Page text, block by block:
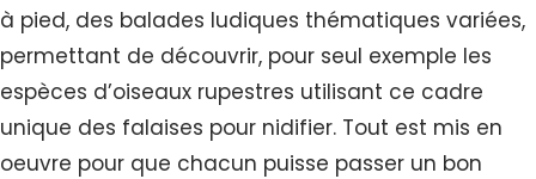
à pied, des balades ludiques thématiques variées,
permettant de découvrir, pour seul exemple les
espèces d’oiseaux rupestres utilisant ce cadre
unique des falaises pour nidifier. Tout est mis en
oeuvre pour que chacun puisse passer un bon